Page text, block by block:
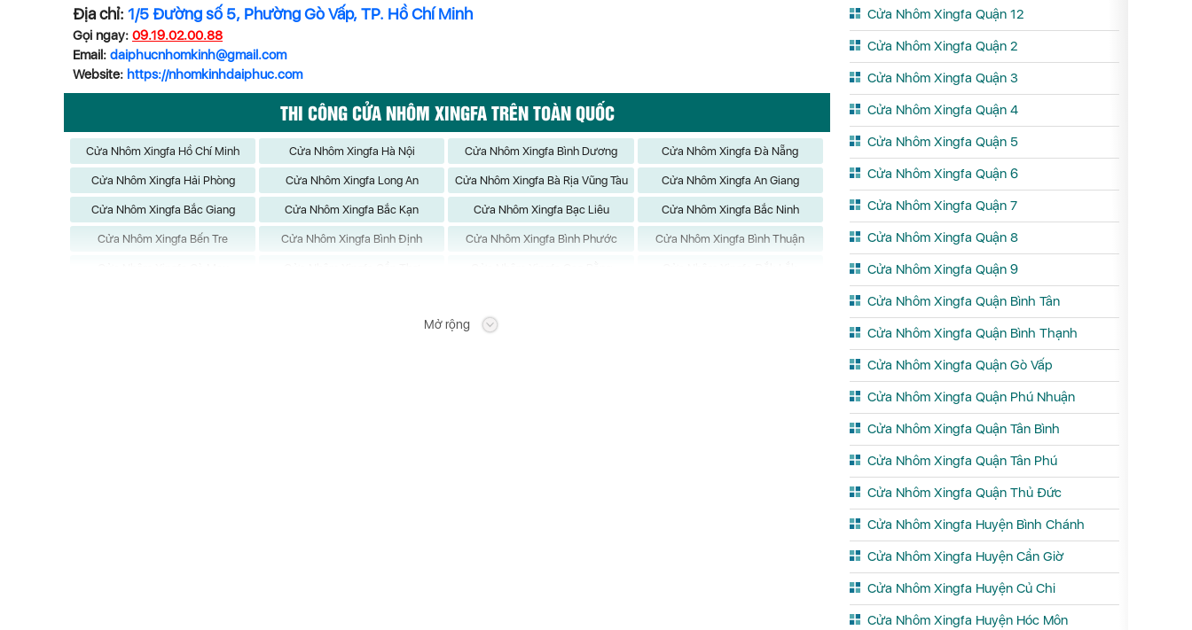
Địa chỉ: 1/5 Đường số 5, Phường Gò Vấp, TP. Hồ Chí Minh
Gọi ngay: 09.19.02.00.88
Email: daiphucnhomkinh@gmail.com
Website: https://nhomkinhdaiphuc.com
THI CÔNG CỬA NHÔM XINGFA TRÊN TOÀN QUỐC
Cửa Nhôm Xingfa Hồ Chí Minh Cửa Nhôm Xingfa Hà Nội Cửa Nhôm Xingfa Bình Dương Cửa Nhôm Xingfa Đà Nẵng
Cửa Nhôm Xingfa Hải Phòng Cửa Nhôm Xingfa Long An Cửa Nhôm Xingfa Bà Rịa Vũng Tàu Cửa Nhôm Xingfa An Giang
Cửa Nhôm Xingfa Bắc Giang Cửa Nhôm Xingfa Bắc Kạn Cửa Nhôm Xingfa Bạc Liêu Cửa Nhôm Xingfa Bắc Ninh
Cửa Nhôm Xingfa Bến Tre Cửa Nhôm Xingfa Bình Định Cửa Nhôm Xingfa Bình Phước Cửa Nhôm Xingfa Bình Thuận
Cửa Nhôm Xingfa Hà Nam
Mở rộng
Cửa Nhôm Xingfa Quận 12
Cửa Nhôm Xingfa Quận 2
Cửa Nhôm Xingfa Quận 3
Cửa Nhôm Xingfa Quận 4
Cửa Nhôm Xingfa Quận 5
Cửa Nhôm Xingfa Quận 6
Cửa Nhôm Xingfa Quận 7
Cửa Nhôm Xingfa Quận 8
Cửa Nhôm Xingfa Quận 9
Cửa Nhôm Xingfa Quận Bình Tân
Cửa Nhôm Xingfa Quận Bình Thạnh
Cửa Nhôm Xingfa Quận Gò Vấp
Cửa Nhôm Xingfa Quận Phú Nhuận
Cửa Nhôm Xingfa Quận Tân Bình
Cửa Nhôm Xingfa Quận Tân Phú
Cửa Nhôm Xingfa Quận Thủ Đức
Cửa Nhôm Xingfa Huyện Bình Chánh
Cửa Nhôm Xingfa Huyện Cần Giờ
Cửa Nhôm Xingfa Huyện Củ Chi
Cửa Nhôm Xingfa Huyện Hóc Môn